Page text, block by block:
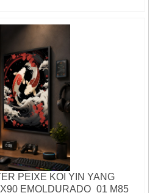
PEIXE KOI YIN YANG
EMOLDURADO_01 M85